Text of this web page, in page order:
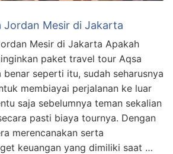
Jordan Mesir di Jakarta
Mesir di Jakarta Apakah
paket travel tour Aqsa
seperti itu, sudah seharusnya
membiayai perjalanan ke luar
saja sebelumnya teman sekalian
pasti biaya tournya. Dengan
merencanakan serta
keuangan yang dimiliki saat …